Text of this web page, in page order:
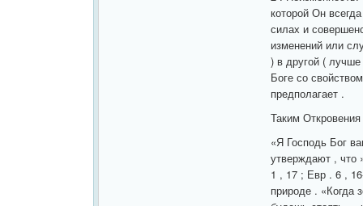
которой Он
силах и
изменений или
) в другой (
Боге со
предполагает .
Таким
«Я Господь Бог
утверждают , что
1 , 17 ; Евр . 6 ,
природе . «Когда